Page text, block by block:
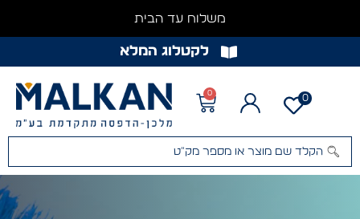
משלוח עד הבית
לקטלוג המלא
0
0